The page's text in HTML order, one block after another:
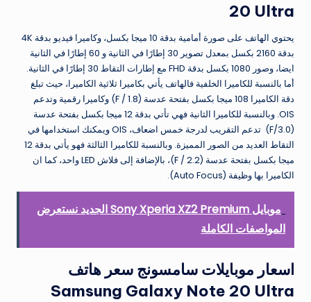
20 Ultra
يحتوي الهاتف على صورة أمامية بدقة 10 ميجا بكسل، وكاميرا فيديو بدقة 4K
بدقة 2160 بكسل بمعدل تصوير 30 إطارًا في الثانية و 60 إطارًا في الثانية
ايضا، وصور 1080 بكسل بدقة FHD مع إطارات التقاط 30 إطارًا في الثانية.
أما بالنسبة للكاميرا الخلفية فالهاتف يأتي بكاميرا ثلاثية الكاميرا، حيث تبلغ
دقة الكاميرا 108 ميجا بكسل بفتحة عدسة (F / 1.8) وكاميرا رقمية وتدعم
OIS. وبالنسبة للكاميرا الثانية فهي تأتي بدقة 12 ميجا بكسل بفتحة عدسة
(F/3.0) تدعم التقريب لدرجة خمس اضعاف، OIS ويمكنك استخدامها في
التقاط العديد من الصور المميزة. وبالنسبة للكاميرا الثالثة فهو يأتي بدقة 12
ميجا بكسل بفتحة عدسة (F / 2.2)، بالإضافة إلى فلاش LED واحد، كما ان
الكاميرا بها وظيفة (Auto Focus).
موبايل Sony Xperia XZ2 Premium الجديد نستعرض
المواصفات الكاملة
اسعار موبايلات سامسونج سعر هاتف
Samsung Galaxy Note 20 Ultra